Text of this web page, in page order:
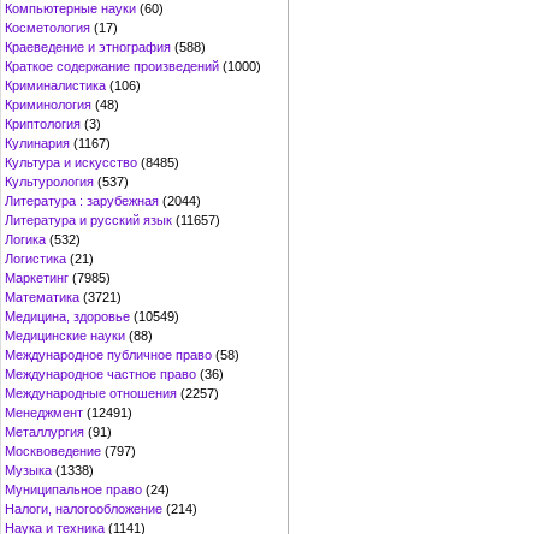
Компьютерные науки (60)
Косметология (17)
Краеведение и этнография (588)
Краткое содержание произведений (1000)
Криминалистика (106)
Криминология (48)
Криптология (3)
Кулинария (1167)
Культура и искусство (8485)
Культурология (537)
Литература : зарубежная (2044)
Литература и русский язык (11657)
Логика (532)
Логистика (21)
Маркетинг (7985)
Математика (3721)
Медицина, здоровье (10549)
Медицинские науки (88)
Международное публичное право (58)
Международное частное право (36)
Международные отношения (2257)
Менеджмент (12491)
Металлургия (91)
Москвоведение (797)
Музыка (1338)
Муниципальное право (24)
Налоги, налогообложение (214)
Наука и техника (1141)